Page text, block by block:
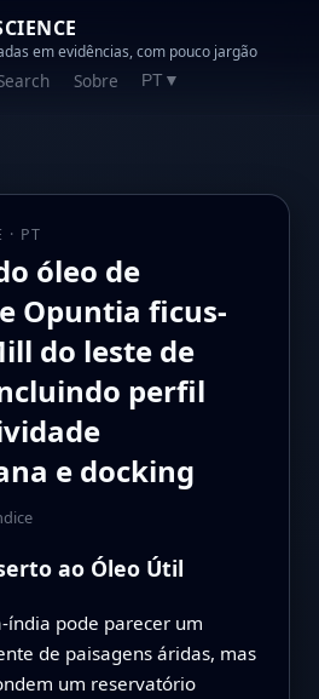
em evidências, com pouco jargão
Sobre PT ▼
· PT
óleo de
Opuntia ficus-
do leste de
perfil
e docking
ao Óleo Útil
índia pode parecer um
de paisagens áridas, mas
um reservatório